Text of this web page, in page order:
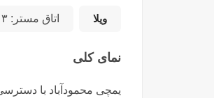
ویلا اتاق مستر: ۳
نمای کلی
یمچی محمودآباد با